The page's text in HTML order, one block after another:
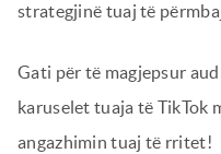
strategjinë tuaj të
Gati për të magjepsur
karuselet tuaja të TikTok
angazhimin tuaj të rritet!